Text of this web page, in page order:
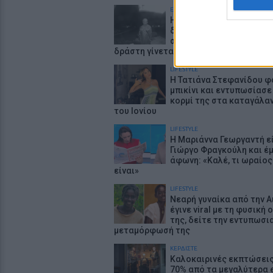
ΕΙΔΗΣΕΙΣ
ΗΠΑ: 15χρονος με στολή
δολοφόνησε ηλικιωμένο
στάση λεωφορείου –
δράστη γίνεται viral
LIFESTYLE
Η Τατιάνα Στεφανίδου
μπικίνι και
κορμί της στα
του Ιονίου
LIFESTYLE
Η Μαριάννα Γεωργαντή
Γιώργο Φραγκούλη και
άφωνη: «Καλέ, τι
είναι»
LIFESTYLE
Νεαρή γυναίκα από την
έγινε viral με τη φυσική
της, δείτε την
μεταμόρφωσή της
ΚΕΡΔΙΣΤΕ
Καλοκαιρινές
70% από τα μεγαλύτερα